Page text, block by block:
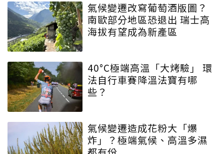
氣候變遷改寫葡萄酒版圖？
南歐部分地區恐退出 瑞士高
海拔有望成為新產區
40°C極端高溫「大烤驗」 環
法自行車賽降溫法寶有哪
些？
氣候變遷造成花粉大「爆
炸」？極端氣候、高溫多濕